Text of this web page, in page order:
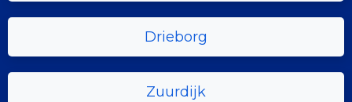
Drieborg
Zuurdijk